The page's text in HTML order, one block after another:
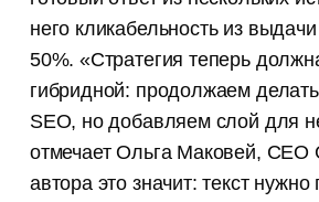
него кликабельность из
50%. «Стратегия теперь
гибридной: продолжаем
SEO, но добавляем слой для
отмечает Ольга Маковей, CEO
автора это значит: текст нужно